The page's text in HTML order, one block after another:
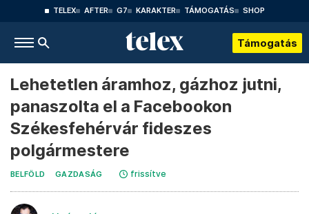
TELEX AFTER G7 KARAKTER TÁMOGATÁS SHOP
Támogatás
Lehetetlen áramhoz, gázhoz jutni,
panaszolta el a Facebookon
Székesfehérvár fideszes
polgármestere
BELFÖLD GAZDASÁG frissítve